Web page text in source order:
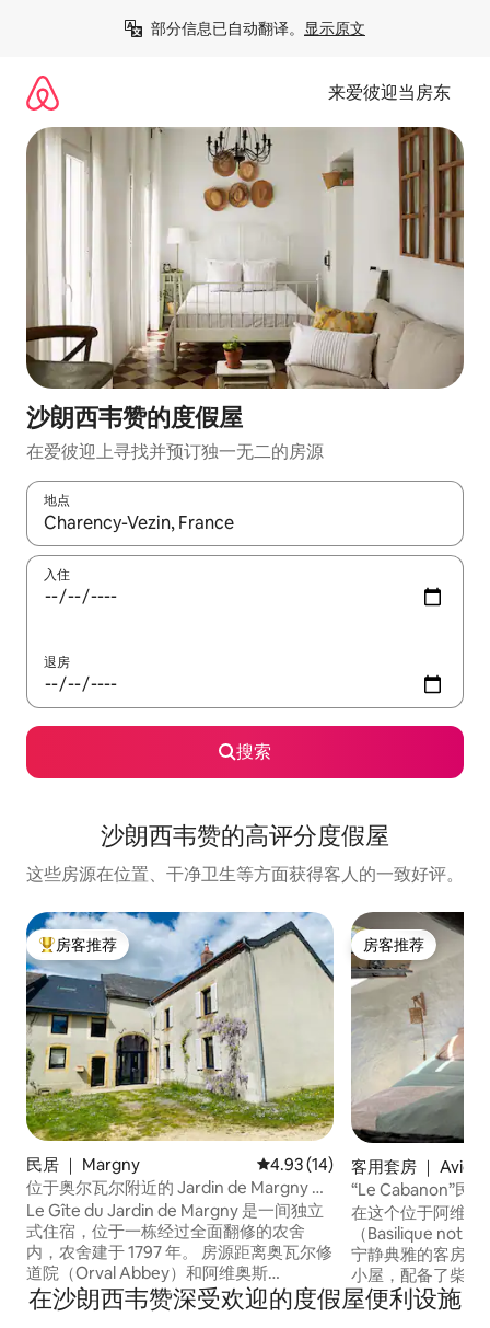
部分信息已自动翻译。 显示原文
来爱彼迎当房东
沙朗西韦赞的度假屋
在爱彼迎上寻找并预订独一无二的房源
地点
如有搜索结果，请使用上下方向键查看，或通过点击或滑动手势
入住
退房
搜索
沙朗西韦赞的高评分度假屋
这些房源在位置、干净卫生等方面获得客人的一致好评。
热门「房客推荐」
房客推荐
民居 ｜ Margny 平均评分 4.93 分（满分 5 分）
4.93 (14)
位于奥尔瓦尔附近的 Jardin de Margny 迷
人小屋
Le Gîte du Jardin de Margny 是一间独立
式住宿，位于一栋经过全面翻修的农舍
内，农舍建于 1797 年。 房源距离奥瓦尔修
道院（Orval Abbey）和阿维奥斯
（Avioth）村仅几分钟路程，环境宁静，
非常适合充电养精。 房客可以使用
房客推荐
房客推荐
客用套房 ｜ Avioth
“Le Cabanon”民宿
在这个位于阿维奥
（Basilique
宁静典雅的客房中
小屋，配备了柴火
适。 靠近比利时
（Abbaye d'Orval
在沙朗西韦赞深受欢迎的度假屋便利设施